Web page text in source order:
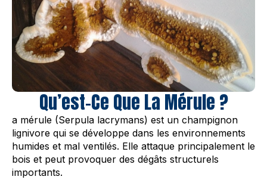
Qu’est-Ce Que La Mérule ?
a mérule (Serpula lacrymans) est un champignon
lignivore qui se développe dans les environnements
humides et mal ventilés. Elle attaque principalement le
bois et peut provoquer des dégâts structurels
importants.